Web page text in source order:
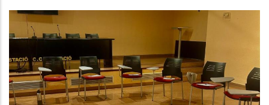
El SIAD Del Baix Penedès Inicia
Una Nova Edició Del Grup De
Suport Social Per A Dones De La